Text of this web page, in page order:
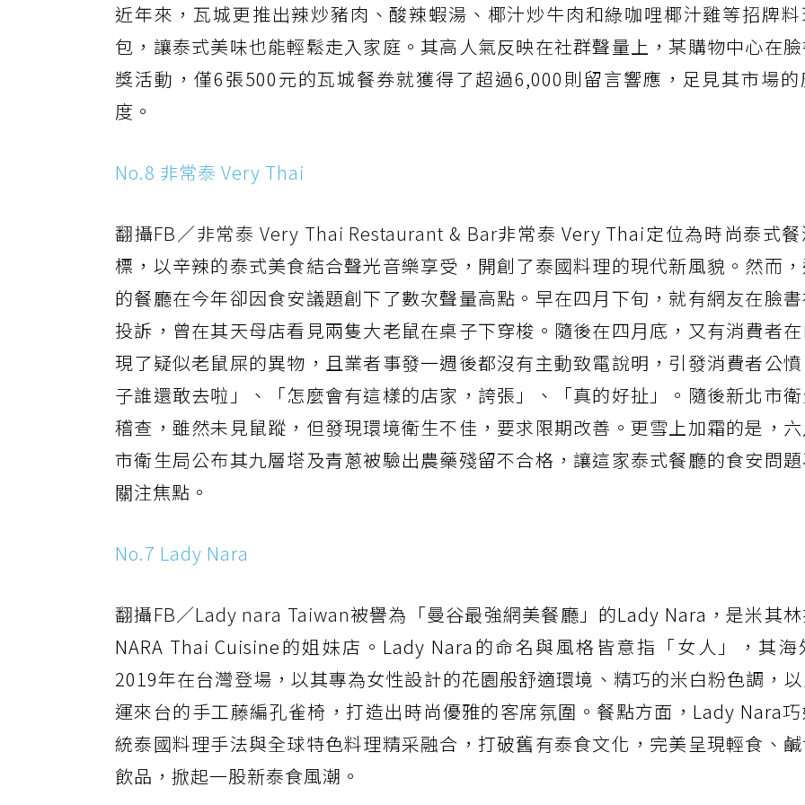
近年來，瓦城更推出辣炒豬肉、酸辣蝦湯、椰汁炒牛肉和綠咖哩椰汁雞等招牌
包，讓泰式美味也能輕鬆走入家庭。其高人氣反映在社群聲量上，某購物中心在
獎活動，僅6張500元的瓦城餐券就獲得了超過6,000則留言響應，足見其市場
度。
No.8 非常泰 Very Thai
翻攝FB／非常泰 Very Thai Restaurant & Bar非常泰 Very Thai定位為時尚泰式
標，以辛辣的泰式美食結合聲光音樂享受，開創了泰國料理的現代新風貌。然而
的餐廳在今年卻因食安議題創下了數次聲量高點。早在四月下旬，就有網友在臉
投訴，曾在其天母店看見兩隻大老鼠在桌子下穿梭。隨後在四月底，又有消費者
現了疑似老鼠屎的異物，且業者事發一週後都沒有主動致電說明，引發消費者公
子誰還敢去啦」、「怎麼會有這樣的店家，誇張」、「真的好扯」。隨後新北市
稽查，雖然未見鼠蹤，但發現環境衛生不佳，要求限期改善。更雪上加霜的是，
市衛生局公布其九層塔及青蔥被驗出農藥殘留不合格，讓這家泰式餐廳的食安問
關注焦點。
No.7 Lady Nara
翻攝FB／Lady nara Taiwan被譽為「曼谷最強網美餐廳」的Lady Nara，是米其
NARA Thai Cuisine的姐妹店。Lady Nara的命名與風格皆意指「女人」，其
2019年在台灣登場，以其專為女性設計的花園般舒適環境、精巧的米白粉色調，
運來台的手工藤編孔雀椅，打造出時尚優雅的客席氛圍。餐點方面，Lady Nara
統泰國料理手法與全球特色料理精采融合，打破舊有泰食文化，完美呈現輕食、
飲品，掀起一股新泰食風潮。